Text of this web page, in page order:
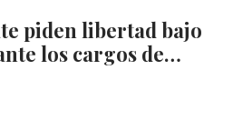
piden libertad bajo
los cargos de…